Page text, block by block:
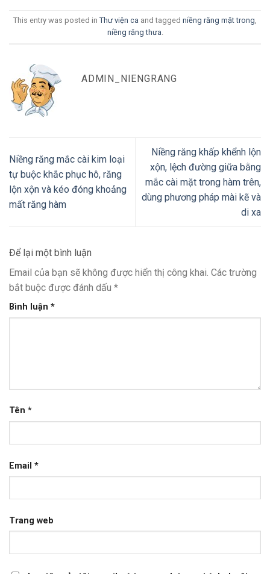
This entry was posted in Thư viện ca and tagged niềng răng mặt trong,
niềng răng thưa.
ADMIN_NIENGRANG
Niềng răng mắc cài kim loại
tự buộc khắc phục hô, răng
lộn xộn và kéo đóng khoảng
mất răng hàm
Niềng răng khấp khểnh lộn
xộn, lệch đường giữa bằng
mắc cài mặt trong hàm trên,
dùng phương pháp mài kẽ và
di xa
Để lại một bình luận
Email của bạn sẽ không được hiển thị công khai. Các trường
bắt buộc được đánh dấu *
Bình luận *
Tên *
Email *
Trang web